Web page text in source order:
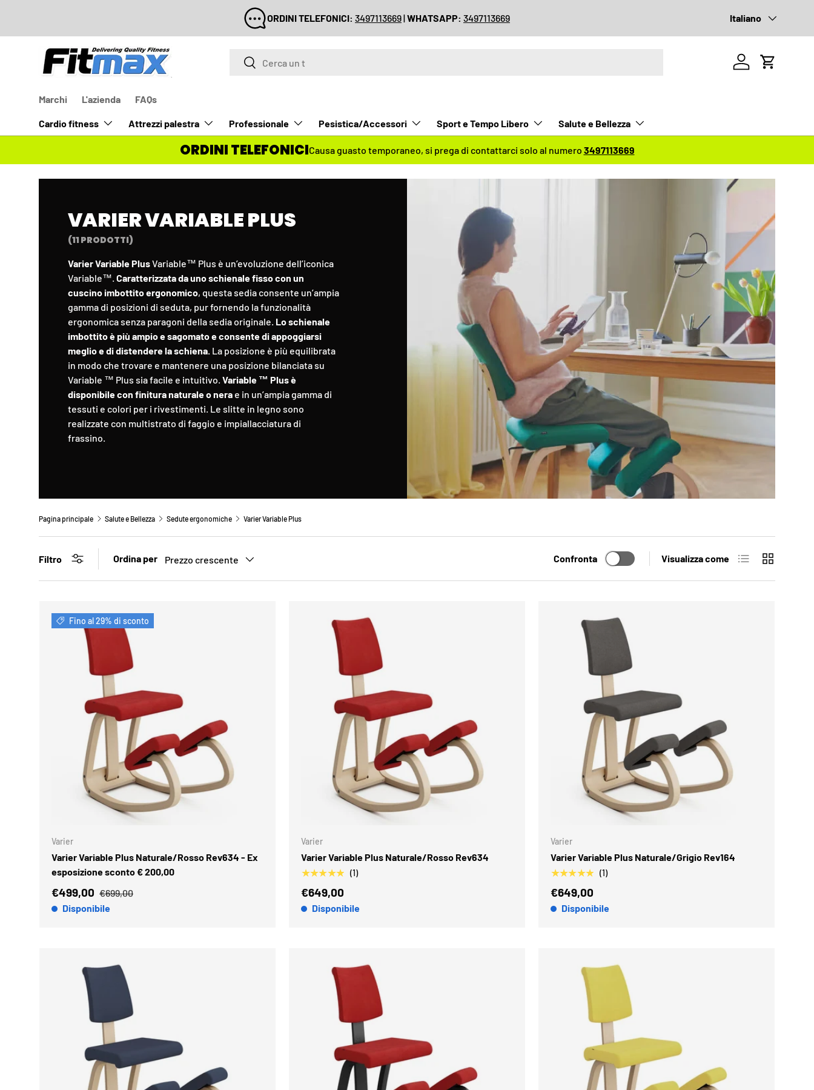
SPEDIZIONE GRATUITAper ordini di importo superiore a € 399,00 Lingua
Italiano
Cerca
Cerca
AccediCarrello
Cardio fitness Attrezzi palestra Professionale Pesistica/Accessori Sport e Tempo Libero Salute e Bellezza
Marchi L'azienda FAQs
ORDINI TELEFONICICausa guasto temporaneo, si prega di contattarci solo al numero 3497113669
VARIER VARIABLE PLUS
(11 PRODOTTI)
Varier Variable PlusVariable™ Plus è un’evoluzione dell’iconica
Variable™. Caratterizzata da uno schienale fisso con un
cuscino imbottitoergonomico, questa sedia consente un’ampia
gamma di posizioni di seduta, pur fornendo la funzionalità
ergonomica senza paragoni della sedia originale. Lo schienale
imbottito è più ampio e sagomato e consente di appoggiarsi
meglio e di distendere la schiena. La posizione è più equilibrata
in modo che trovare e mantenere una posizione bilanciata su
Variable ™ Plus sia facile e intuitivo. Variable ™ Plus è
disponibile con finitura naturale o nera e in un’ampia gamma di
tessuti e colori per i rivestimenti. Le slitte in legno sono
realizzate con multistrato di faggio e impiallacciatura di
frassino.
Pagina principale Salute e Bellezza Sedute ergonomiche Varier Variable Plus
Filtro Ordina per Prezzo crescente Confronta Visualizza come ElencoGriglia
Fino al 29% di sconto
Varier
Varier Variable Plus Naturale/Rosso Rev634 - Ex
esposizione sconto € 200,00
€499,00 €699,00
Disponibile
Varier
Varier Variable Plus Naturale/Rosso Rev634
★★★★★ (1)
€649,00
Disponibile
Varier
Varier Variable Plus Naturale/Grigio Rev164
★★★★★ (1)
€649,00
Disponibile